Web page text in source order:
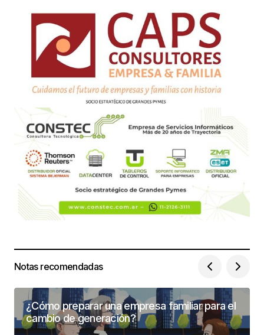
Notas recomendadas
¿Cómo preparar una empresa familiar para el
cambio de generación?